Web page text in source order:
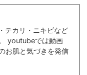
テカリ・ニキビなど
youtubeでは動画
お肌と気づきを発信